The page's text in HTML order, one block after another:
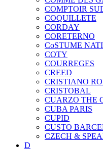
COMPTOIR
COQUILLETE
CORDAY
CORETERNO
CoSTUME
COTY
COURREGES
CREED
CRISTIANO
CRISTOBAL
CUARZO THE
CUBA PARIS
CUPID
CUSTO
CZECH &
D